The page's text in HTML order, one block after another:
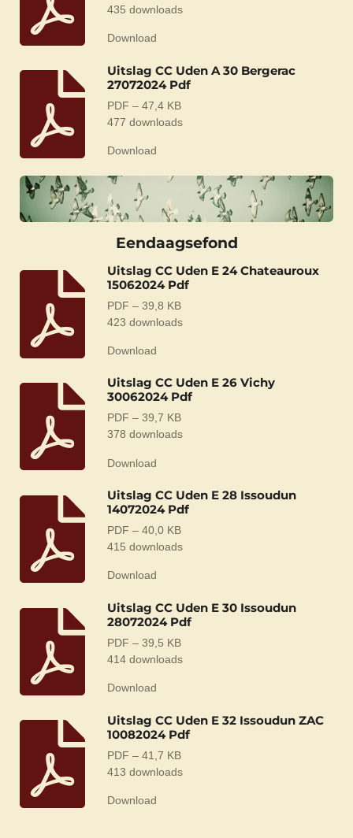
435 downloads
Download
Uitslag CC Uden A 30 Bergerac
27072024 Pdf
PDF – 47,4 KB
477 downloads
Download
Eendaagsefond
Uitslag CC Uden E 24 Chateauroux
15062024 Pdf
PDF – 39,8 KB
423 downloads
Download
Uitslag CC Uden E 26 Vichy
30062024 Pdf
PDF – 39,7 KB
378 downloads
Download
Uitslag CC Uden E 28 Issoudun
14072024 Pdf
PDF – 40,0 KB
415 downloads
Download
Uitslag CC Uden E 30 Issoudun
28072024 Pdf
PDF – 39,5 KB
414 downloads
Download
Uitslag CC Uden E 32 Issoudun ZAC
10082024 Pdf
PDF – 41,7 KB
413 downloads
Download